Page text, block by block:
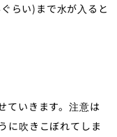
らい)まで水が入ると
ていきます。注意は
に吹きこぼれてしま